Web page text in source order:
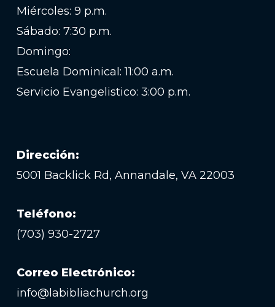
Miércoles: 9 p.m.
Sábado: 7:30 p.m.
Domingo:
Escuela Dominical: 11:00 a.m.
Servicio Evangelistico: 3:00 p.m.
Dirección:
5001 Backlick Rd, Annandale, VA 22003
Teléfono:
(703) 930-2727
Correo Electrónico:
info@labibliachurch.org